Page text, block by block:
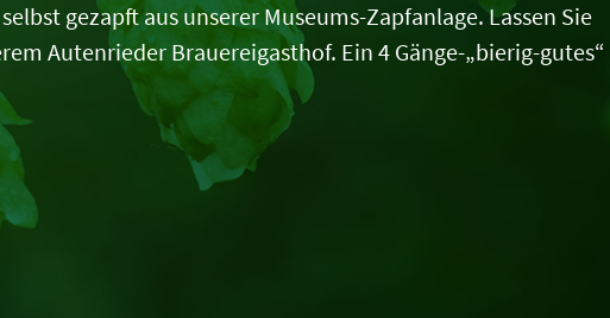
gezapft aus unserer Museums-Zapfanlage. Lassen Sie
Autenrieder Brauereigasthof. Ein 4 Gänge-„bierig-gutes“